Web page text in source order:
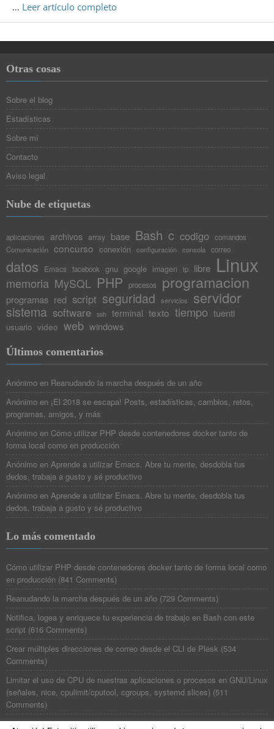
… Leer artículo completo
Otras cosas
Sobre el blog
Estadísticas
Sobre mí
Contacto
Aviso legal
Nube de etiquetas
aplicaciones archivos array base Bash c codigo
comandos
Comunicación concurso conexión configuración consola correo
datos Emacs facebook gnu google imagen ip libre Linux
memoria MySQL PHP procesos programacion
programas red script seguridad servicios servidor
sistema software ssh terminal texto tiempo tuenti
usuario video web windows
Últimos comentarios
Anónimo en Reanudando la marcha después de un año
Anónimo en ¡El 2018 se escapa! Posts, estadísticas, cambios, retos,
programas, amigos, y más
Anónimo en Cómo utilizar PHP desde contenedores docker tanto de
forma local como en producción
Anónimo en Aprende a utilizar Emacs. Abre tu mente, desdobla tus
dedos, trabaja a gusto y sé productivo
Anónimo en Aprende a utilizar Emacs. Abre tu mente, desdobla tus
dedos, trabaja a gusto y sé productivo
Lo más comentado
Cómo utilizar PHP desde contenedores docker tanto de forma local como
en producción (841 Comments)
Reanudando la marcha después de un año (729 Comments)
Notifica, logea y enriquece tu experiencia de trabajo en Bash con este
script (616 Comments)
Crear múltiples direcciones de correo desde el CLI de Plesk (534
Comments)
Limitar el uso de CPU de nuestras aplicaciones o procesos en GNU/Linux
(señales, nice, cpulimit/cputool, cgroups, systemd slices) (511
Comments)